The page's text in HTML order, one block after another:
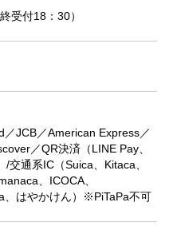
受付18：30）
JCB／American Express／
／QR決済（LINE Pay、
交通系IC（Suica、Kitaca、
、ICOCA、
、はやかけん）※PiTaPa不可